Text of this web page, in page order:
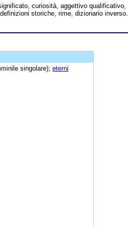
curiosità, aggettivo qualificativo,
storiche, rime, dizionario inverso.
singolare); eterni